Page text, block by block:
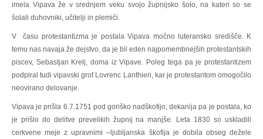
imela Vipava že v srednjem veku svojo župnijsko šolo, na kateri so se
šolali duhovniki, učitelji in plemiči.
V času protestantizma je postala Vipava močno luteransko središče. K
temu nas navaja že dejstvo, da je bil eden najpomembnejših protestantskih
piscev, Sebastjan Krelj, doma iz Vipave. Poleg tega pa je protestantizem
podpiral tudi vipavski grof Lovrenc Lanthieri, kar je protestantom omogočilo
neovirano delovanje.
Vipava je prišla 6.7.1751 pod goriško nadškofijo, dekanija pa je postala, ko
je prišlo do delitve prevelikih župnij na manjše. Leta 1830 so uskladili
cerkvene meje z upravnimi –ljubljanska škofija je dobila obseg dežele